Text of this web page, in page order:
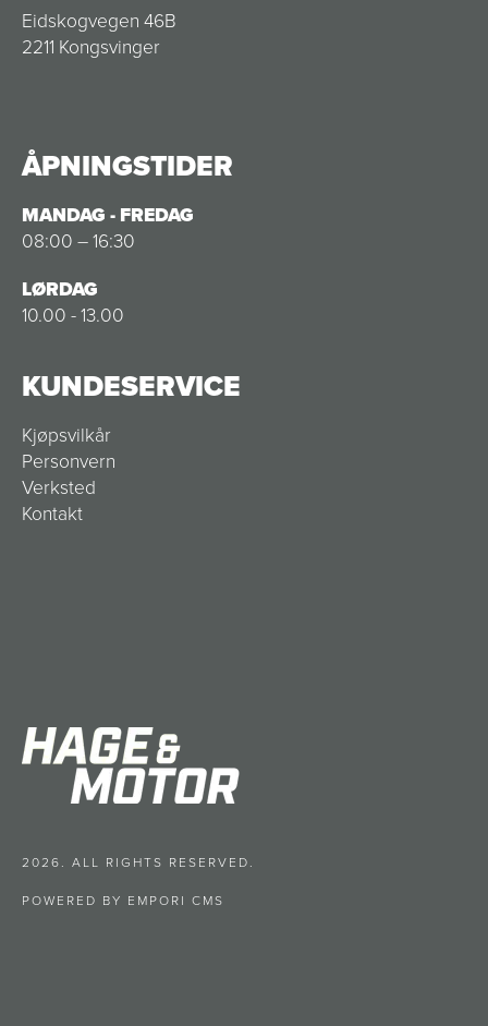
Eidskogvegen 46B
2211 Kongsvinger
ÅPNINGSTIDER
MANDAG - FREDAG
08:00 – 16:30
LØRDAG
10.00 - 13.00
KUNDESERVICE
Kjøpsvilkår
Personvern
Verksted
Kontakt
2026. ALL RIGHTS RESERVED.
POWERED BY EMPORI CMS